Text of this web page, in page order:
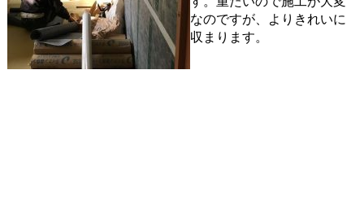
なのですが、よりきれいに
収まります。